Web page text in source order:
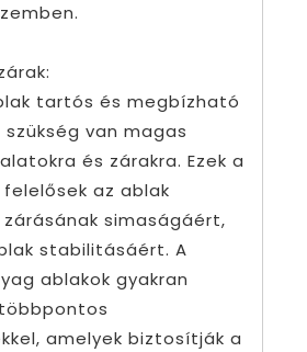
tartós és megbízható
van magas
és zárakra. Ezek a
az ablak
simaságáért,
stabilitásáért. A
ablakok gyakran
amelyek biztosítják a